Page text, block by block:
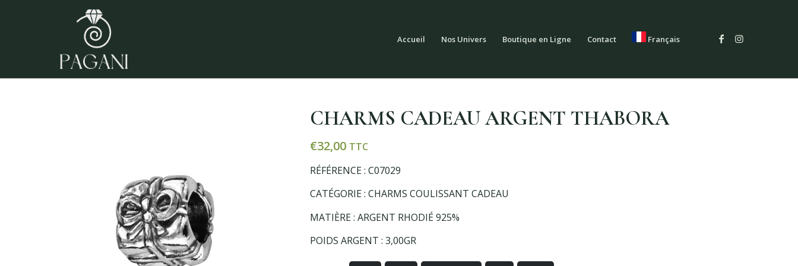
Accueil Nos Univers Boutique en Ligne Contact Français
CHARMS CADEAU ARGENT THABORA
€32,00 TTC
RÉFÉRENCE : C07029
CATÉGORIE : CHARMS COULISSANT CADEAU
MATIÈRE : ARGENT RHODIÉ 925%
POIDS ARGENT : 3,00GR